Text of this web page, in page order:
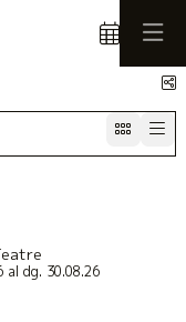
al dg. 30.08.26